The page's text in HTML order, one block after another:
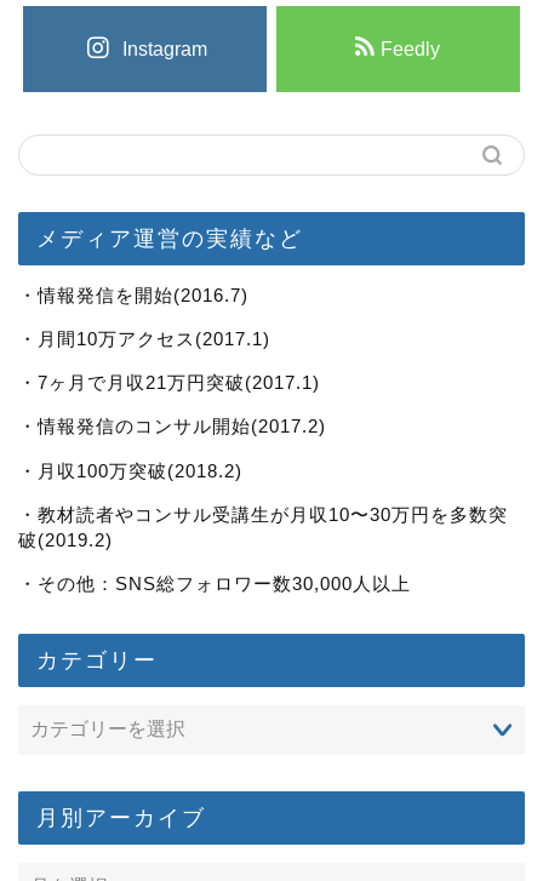
Instagram Feedly
メディア運営の実績など
・情報発信を開始(2016.7)
・月間10万アクセス(2017.1)
・7ヶ月で月収21万円突破(2017.1)
・情報発信のコンサル開始(2017.2)
・月収100万突破(2018.2)
・教材読者やコンサル受講生が月収10〜30万円を多数突
破(2019.2)
・その他：SNS総フォロワー数30,000人以上
カテゴリー
月別アーカイブ